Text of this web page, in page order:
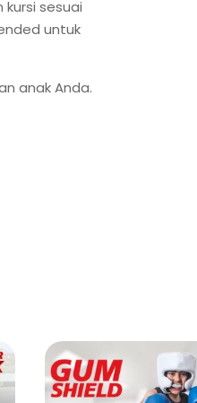
sesuai
untuk
anak Anda.